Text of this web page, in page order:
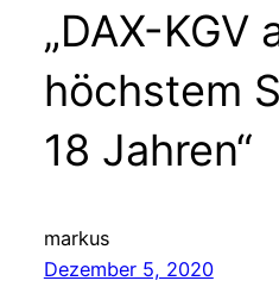
„DAX-KGV
höchstem
18 Jahren“
markus
Dezember 5, 2020